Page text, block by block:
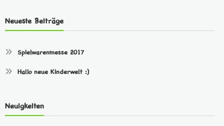
Neueste Beiträge
Spielwarenmesse 2017
Hallo neue Kinderwelt :)
Neuigkeiten